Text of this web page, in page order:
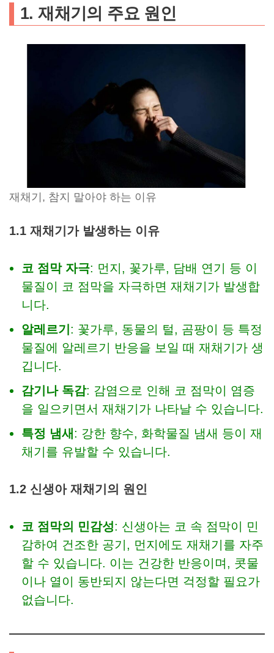
1. 재채기의 주요 원인
재채기, 참지 말아야 하는 이유
1.1 재채기가 발생하는 이유
코 점막 자극: 먼지, 꽃가루, 담배 연기 등 이
물질이 코 점막을 자극하면 재채기가 발생합
니다.
알레르기 : 꽃가루, 동물의 털, 곰팡이 등 특정
물질에 알레르기 반응을 보일 때 재채기가 생
깁니다.
감기나 독감: 감염으로 인해 코 점막이 염증
을 일으키면서 재채기가 나타날 수 있습니다.
특정 냄새 : 강한 향수, 화학물질 냄새 등이 재
채기를 유발할 수 있습니다.
1.2 신생아 재채기의 원인
코 점막의 민감성: 신생아는 코 속 점막이 민
감하여 건조한 공기, 먼지에도 재채기를 자주
할 수 있습니다. 이는 건강한 반응이며, 콧물
이나 열이 동반되지 않는다면 걱정할 필요가
없습니다.